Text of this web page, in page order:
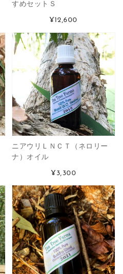
すめセットＳ
¥12,600
ニアウリＬＮＣＴ（ネロリー
ナ）オイル
¥3,300